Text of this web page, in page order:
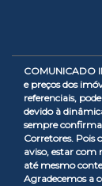
COMUNICADO
e preços dos
referenciais,
devido à
sempre
Corretores. Pois
aviso, estar com
até mesmo
Agradecemos a